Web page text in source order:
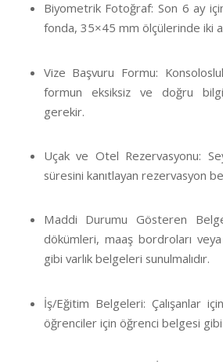
Biyometrik Fotoğraf: Son 6 ay
fonda, 35×45 mm ölçülerinde iki
Vize Başvuru Formu:
formun eksiksiz ve doğru
gerekir.
Uçak ve Otel Rezervasyonu:
süresini kanıtlayan rezervasyon
Maddi Durumu Gösteren
dökümleri, maaş bordroları
gibi varlık belgeleri sunulmalıdır.
İş/Eğitim Belgeleri: Çalışanlar
öğrenciler için öğrenci belgesi